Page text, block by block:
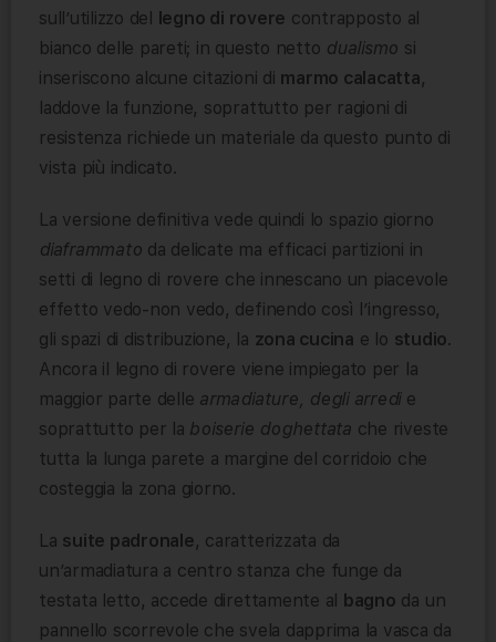
sull’utilizzo del legno di rovere contrapposto al
bianco delle pareti; in questo netto dualismo si
inseriscono alcune citazioni di marmo calacatta,
laddove la funzione, soprattutto per ragioni di
resistenza richiede un materiale da questo punto di
vista più indicato.
La versione definitiva vede quindi lo spazio giorno
diaframmato da delicate ma efficaci partizioni in
setti di legno di rovere che innescano un piacevole
effetto vedo-non vedo, definendo così l’ingresso,
gli spazi di distribuzione, la zona cucina e lo studio.
Ancora il legno di rovere viene impiegato per la
maggior parte delle armadiature, degli arredie
soprattutto per la boiserie doghettata che riveste
tutta la lunga parete a margine del corridoio che
costeggia la zona giorno.
La suite padronale, caratterizzata da
un’armadiatura a centro stanza che funge da
testata letto, accede direttamente al bagno da un
pannello scorrevole che svela dapprima la vasca da